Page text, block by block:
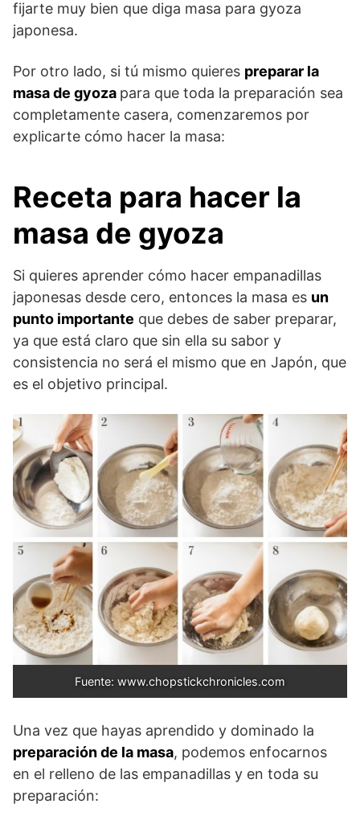
fijarte muy bien que diga masa para gyoza
japonesa.
Por otro lado, si tú mismo quieres preparar la
masa de gyoza para que toda la preparación sea
completamente casera, comenzaremos por
explicarte cómo hacer la masa:
Receta para hacer la
masa de gyoza
Si quieres aprender cómo hacer empanadillas
japonesas desde cero, entonces la masa es un
punto importante que debes de saber preparar,
ya que está claro que sin ella su sabor y
consistencia no será el mismo que en Japón, que
es el objetivo principal.
Fuente: www.chopstickchronicles.com
Una vez que hayas aprendido y dominado la
preparación de la masa, podemos enfocarnos
en el relleno de las empanadillas y en toda su
preparación: